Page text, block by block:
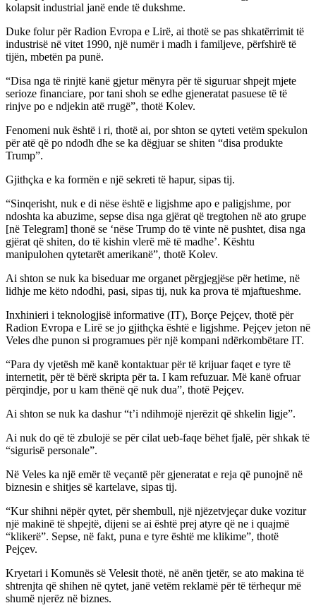
kolapsit industrial janë ende të dukshme.
Duke folur për Radion Evropa e Lirë, ai thotë se pas shkatërrimit të
industrisë në vitet 1990, një numër i madh i familjeve, përfshirë të
tijën, mbetën pa punë.
“Disa nga të rinjtë kanë gjetur mënyra për të siguruar shpejt mjete
serioze financiare, por tani shoh se edhe gjeneratat pasuese të të
rinjve po e ndjekin atë rrugë”, thotë Kolev.
Fenomeni nuk është i ri, thotë ai, por shton se qyteti vetëm spekulon
për atë që po ndodh dhe se ka dëgjuar se shiten “disa produkte
Trump”.
Gjithçka e ka formën e një sekreti të hapur, sipas tij.
“Sinqerisht, nuk e di nëse është e ligjshme apo e paligjshme, por
ndoshta ka abuzime, sepse disa nga gjërat që tregtohen në ato grupe
[në Telegram] thonë se ‘nëse Trump do të vinte në pushtet, disa nga
gjërat që shiten, do të kishin vlerë më të madhe’. Kështu
manipulohen qytetarët amerikanë”, thotë Kolev.
Ai shton se nuk ka biseduar me organet përgjegjëse për hetime, në
lidhje me këto ndodhi, pasi, sipas tij, nuk ka prova të mjaftueshme.
Inxhinieri i teknologjisë informative (IT), Borçe Pejçev, thotë për
Radion Evropa e Lirë se jo gjithçka është e ligjshme. Pejçev jeton në
Veles dhe punon si programues për një kompani ndërkombëtare IT.
“Para dy vjetësh më kanë kontaktuar për të krijuar faqet e tyre të
internetit, për të bërë skripta për ta. I kam refuzuar. Më kanë ofruar
përqindje, por u kam thënë që nuk dua”, thotë Pejçev.
Ai shton se nuk ka dashur “t’i ndihmojë njerëzit që shkelin ligje”.
Ai nuk do që të zbulojë se për cilat ueb-faqe bëhet fjalë, për shkak të
“sigurisë personale”.
Në Veles ka një emër të veçantë për gjeneratat e reja që punojnë në
biznesin e shitjes së kartelave, sipas tij.
“Kur shihni nëpër qytet, për shembull, një njëzetvjeçar duke vozitur
një makinë të shpejtë, dijeni se ai është prej atyre që ne i quajmë
“klikerë”. Sepse, në fakt, puna e tyre është me klikime”, thotë
Pejçev.
Kryetari i Komunës së Velesit thotë, në anën tjetër, se ato makina të
shtrenjta që shihen në qytet, janë vetëm reklamë për të tërhequr më
shumë njerëz në biznes.